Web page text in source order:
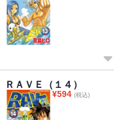
ＲＡＶＥ（１４）
¥594 (税込)